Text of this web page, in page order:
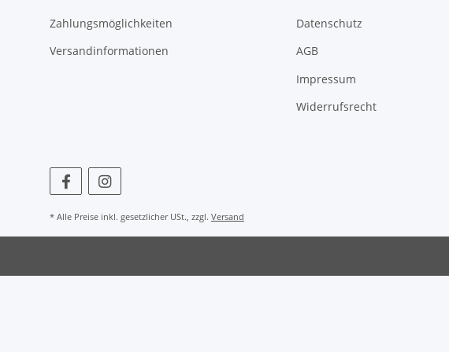
Zahlungsmöglichkeiten
Versandinformationen
Datenschutz
AGB
Impressum
Widerrufsrecht
* Alle Preise inkl. gesetzlicher USt., zzgl. Versand